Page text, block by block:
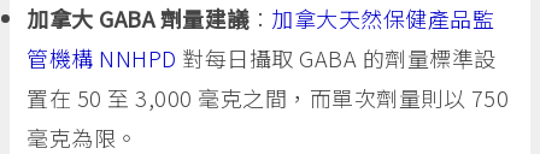
加拿大 GABA 劑量建議： 加拿大天然保健產品監
管機構 NNHPD 對每日攝取 GABA 的劑量標準設
置在 50 至 3,000 毫克之間，而單次劑量則以 750
毫克為限。